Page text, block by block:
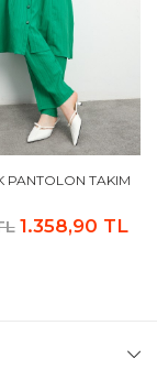
PANTOLON TAKIM
1.358,90 TL